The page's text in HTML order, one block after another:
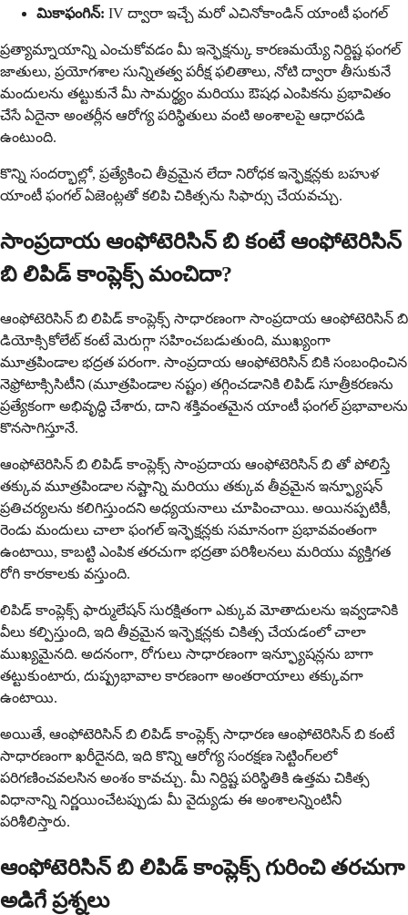
మికాఫంగిన్: IV ద్వారా ఇచ్చే మరో ఎచినోకాండిన్ యాంటీ ఫంగల్
ప్రత్యామ్నాయాన్ని ఎంచుకోవడం మీ ఇన్ఫెక్షన్కు కారణమయ్యే నిర్దిష్ట ఫంగల్
జాతులు, ప్రయోగశాల సున్నితత్వ పరీక్ష ఫలితాలు, నోటి ద్వారా తీసుకునే
మందులను తట్టుకునే మీ సామర్థ్యం మరియు ఔషధ ఎంపికను ప్రభావితం
చేసే ఏదైనా అంతర్లీన ఆరోగ్య పరిస్థితులు వంటి అంశాలపై ఆధారపడి
ఉంటుంది.
కొన్ని సందర్భాల్లో, ప్రత్యేకించి తీవ్రమైన లేదా నిరోధక ఇన్ఫెక్షన్లకు బహుళ
యాంటీ ఫంగల్ ఏజెంట్లతో కలిపి చికిత్సను సిఫార్సు చేయవచ్చు.
సాంప్రదాయ ఆంఫోటెరిసిన్ బి కంటే ఆంఫోటెరిసిన్
బి లిపిడ్ కాంప్లెక్స్ మంచిదా?
ఆంఫోటెరిసిన్ బి లిపిడ్ కాంప్లెక్స్ సాధారణంగా సాంప్రదాయ ఆంఫోటెరిసిన్ బి
డియోక్సికోలేట్ కంటే మెరుగ్గా సహించబడుతుంది, ముఖ్యంగా
మూత్రపిండాల భద్రత పరంగా. సాంప్రదాయ ఆంఫోటెరిసిన్ బికి సంబంధించిన
నెఫ్రోటాక్సిసిటీని (మూత్రపిండాల నష్టం) తగ్గించడానికి లిపిడ్ సూత్రీకరణను
ప్రత్యేకంగా అభివృద్ధి చేశారు, దాని శక్తివంతమైన యాంటీ ఫంగల్ ప్రభావాలను
కొనసాగిస్తూనే.
ఆంఫోటెరిసిన్ బి లిపిడ్ కాంప్లెక్స్ సాంప్రదాయ ఆంఫోటెరిసిన్ బి తో పోలిస్తే
తక్కువ మూత్రపిండాల నష్టాన్ని మరియు తక్కువ తీవ్రమైన ఇన్ఫ్యూషన్
ప్రతిచర్యలను కలిగిస్తుందని అధ్యయనాలు చూపించాయి. అయినప్పటికీ,
రెండు మందులు చాలా ఫంగల్ ఇన్ఫెక్షన్లకు సమానంగా ప్రభావవంతంగా
ఉంటాయి, కాబట్టి ఎంపిక తరచుగా భద్రతా పరిశీలనలు మరియు వ్యక్తిగత
రోగి కారకాలకు వస్తుంది.
లిపిడ్ కాంప్లెక్స్ ఫార్ములేషన్ సురక్షితంగా ఎక్కువ మోతాదులను ఇవ్వడానికి
వీలు కల్పిస్తుంది, ఇది తీవ్రమైన ఇన్ఫెక్షన్లకు చికిత్స చేయడంలో చాలా
ముఖ్యమైనది. అదనంగా, రోగులు సాధారణంగా ఇన్ఫ్యూషన్లను బాగా
తట్టుకుంటారు, దుష్ప్రభావాల కారణంగా అంతరాయాలు తక్కువగా
ఉంటాయి.
అయితే, ఆంఫోటెరిసిన్ బి లిపిడ్ కాంప్లెక్స్ సాధారణ ఆంఫోటెరిసిన్ బి కంటే
సాధారణంగా ఖరీదైనది, ఇది కొన్ని ఆరోగ్య సంరక్షణ సెట్టింగ్‌లలో
పరిగణించవలసిన అంశం కావచ్చు. మీ నిర్దిష్ట పరిస్థితికి ఉత్తమ చికిత్స
విధానాన్ని నిర్ణయించేటప్పుడు మీ వైద్యుడు ఈ అంశాలన్నింటినీ
పరిశీలిస్తారు.
ఆంఫోటెరిసిన్ బి లిపిడ్ కాంప్లెక్స్ గురించి తరచుగా
అడిగే ప్రశ్నలు